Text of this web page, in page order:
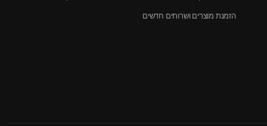
הזמנת מוצרים ושרותים חדשים